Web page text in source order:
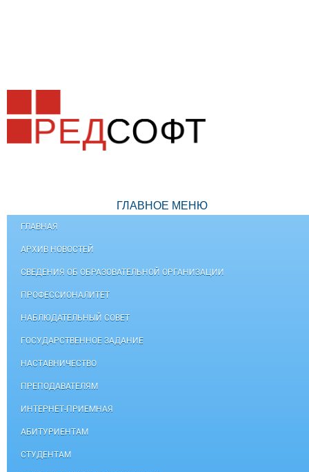
ГЛАВНОЕ МЕНЮ
ГЛАВНАЯ
АРХИВ НОВОСТЕЙ
СВЕДЕНИЯ ОБ ОБРАЗОВАТЕЛЬНОЙ ОРГАНИЗАЦИИ
ПРОФЕССИОНАЛИТЕТ
НАБЛЮДАТЕЛЬНЫЙ СОВЕТ
ГОСУДАРСТВЕННОЕ ЗАДАНИЕ
НАСТАВНИЧЕСТВО
ПРЕПОДАВАТЕЛЯМ
ИНТЕРНЕТ-ПРИЕМНАЯ
АБИТУРИЕНТАМ
СТУДЕНТАМ